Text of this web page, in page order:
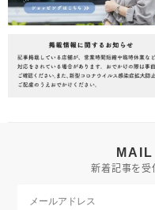
新着記事を